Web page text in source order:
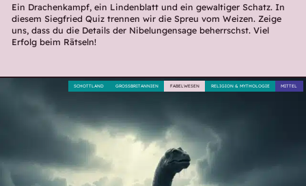
Ein Drachenkampf, ein Lindenblatt und ein gewaltiger Schatz. In
diesem Siegfried Quiz trennen wir die Spreu vom Weizen. Zeige
uns, dass du die Details der Nibelungensage beherrschst. Viel
Erfolg beim Rätseln!
MITTEL
RELIGION & MYTHOLOGIE
FABELWESEN
GROSSBRITANNIEN
SCHOTTLAND